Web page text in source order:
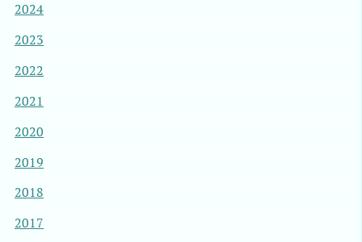
2024
2023
2022
2021
2020
2019
2018
2017